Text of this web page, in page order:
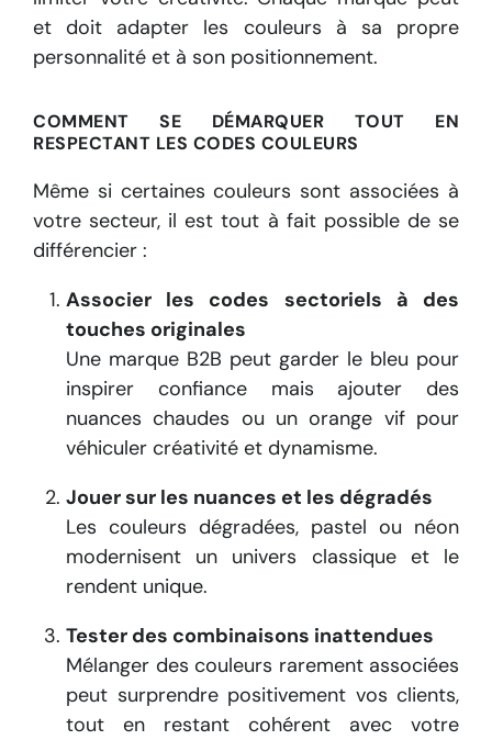
et doit adapter les couleurs à sa propre
personnalité et à son positionnement.
COMMENT SE DÉMARQUER TOUT EN
RESPECTANT LES CODES COULEURS
Même si certaines couleurs sont associées à
votre secteur, il est tout à fait possible de se
différencier :
Associer les codes sectoriels à des
touches originales
Une marque B2B peut garder le bleu pour
inspirer confiance mais ajouter des
nuances chaudes ou un orange vif pour
véhiculer créativité et dynamisme.
Jouer sur les nuances et les dégradés
Les couleurs dégradées, pastel ou néon
modernisent un univers classique et le
rendent unique.
Tester des combinaisons inattendues
Mélanger des couleurs rarement associées
peut surprendre positivement vos clients,
tout en restant cohérent avec votre